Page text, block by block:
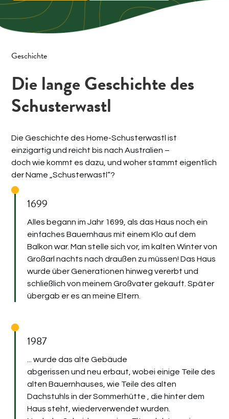
Geschichte
Die lange Geschichte des
Schusterwastl
Die Geschichte des Home-Schusterwastl ist
einzigartig und reicht bis nach Australien –
doch wie kommt es dazu, und woher stammt eigentlich
der Name „Schusterwastl“?
1699
Alles begann im Jahr 1699, als das Haus noch ein
einfaches Bauernhaus mit einem Klo auf dem
Balkon war. Man stelle sich vor, im kalten Winter von
Großarl nachts nach draußen zu müssen! Das Haus
wurde über Generationen hinweg vererbt und
schließlich von meinem Großvater gekauft. Später
übergab er es an meine Eltern.
1987
... wurde das alte Gebäude
abgerissen und neu erbaut, wobei einige Teile des
alten Bauernhauses, wie Teile des alten
Dachstuhls in der Sommerhütte , die hinter dem
Haus steht, wiederverwendet wurden.